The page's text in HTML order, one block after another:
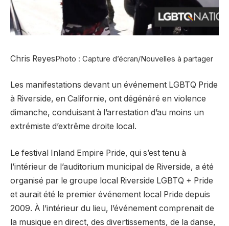
Chris ReyesPhoto : Capture d’écran/Nouvelles à partager
Les manifestations devant un événement LGBTQ Pride
à Riverside, en Californie, ont dégénéré en violence
dimanche, conduisant à l’arrestation d’au moins un
extrémiste d’extrême droite local.
Le festival Inland Empire Pride, qui s’est tenu à
l’intérieur de l’auditorium municipal de Riverside, a été
organisé par le groupe local Riverside LGBTQ + Pride
et aurait été le premier événement local Pride depuis
2009. À l’intérieur du lieu, l’événement comprenait de
la musique en direct, des divertissements, de la danse,